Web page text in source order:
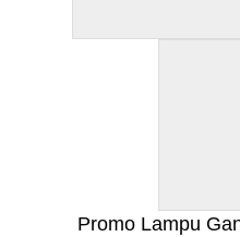
Promo Lampu